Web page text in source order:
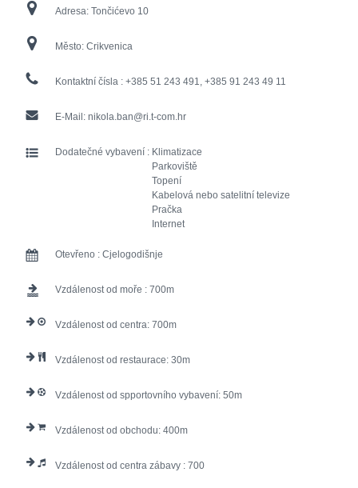
Adresa: Tončićevo 10
Město: Crikvenica
Kontaktní čísla : +385 51 243 491, +385 91 243 49 11
E-Mail: nikola.ban@ri.t-com.hr
Dodatečné vybavení : Klimatizace
Parkoviště
Topení
Kabelová nebo satelitní televize
Pračka
Internet
Otevřeno : Cjelogodišnje
Vzdálenost od moře : 700
Vzdálenost od centra: 700
Vzdálenost od restaurace: 30
Vzdálenost od spportovního vybavení: 50
Vzdálenost od obchodu: 400
Vzdálenost od centra zábavy : 700